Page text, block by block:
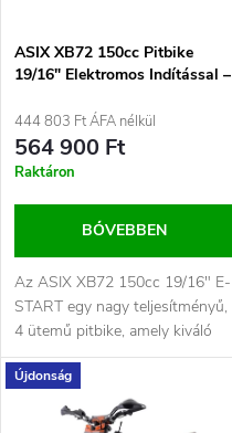
k
e
k
r
n
d
e
é
k
e
k
l
i
s
ASIX XB72 150cc Pitbike
19/16" Elektromos Indítással –
Kezdőknek és Haladóknak
Narancs
444 803 Ft ÁFA nélkül
564 900 Ft
Raktáron
BŐVEBBEN
Az ASIX XB72 150cc 19/16" E-
START egy nagy teljesítményű,
4 ütemű pitbike, amely kiváló
választás terepezéshez,...
Újdonság